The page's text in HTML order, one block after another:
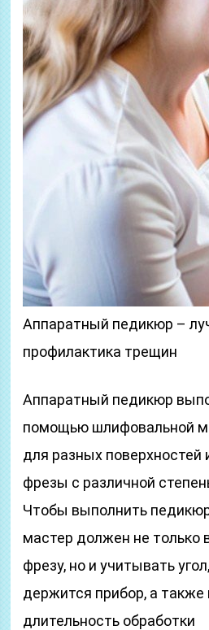
Аппаратный педикюр –
профилактика трещин
Аппаратный педикюр
помощью шлифовальной
для разных поверхностей
фрезы с различной
Чтобы выполнить
мастер должен не только
фрезу, но и учитывать
держится прибор, а также
длительность обработки